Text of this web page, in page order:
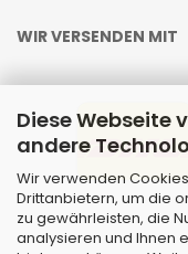
Diese Webseite
andere
Wir verwenden
Drittanbietern, um die
zu gewährleisten, die
analysieren und Ihnen
WIR VERSENDEN MIT